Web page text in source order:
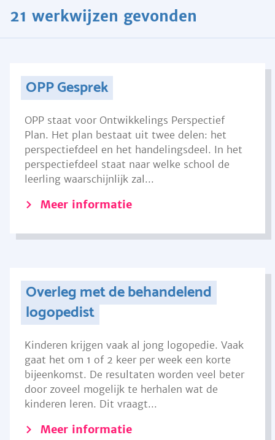
21 werkwijzen gevonden
OPP Gesprek
OPP staat voor Ontwikkelings Perspectief
Plan. Het plan bestaat uit twee delen: het
perspectiefdeel en het handelingsdeel. In het
perspectiefdeel staat naar welke school de
leerling waarschijnlijk zal...
Meer informatie
Overleg met de behandelend
logopedist
Kinderen krijgen vaak al jong logopedie. Vaak
gaat het om 1 of 2 keer per week een korte
bijeenkomst. De resultaten worden veel beter
door zoveel mogelijk te herhalen wat de
kinderen leren. Dit vraagt...
Meer informatie